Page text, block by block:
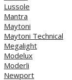
Lussole
Mantra
Maytoni
Maytoni Technical
Megalight
Modelux
Moderli
Newport